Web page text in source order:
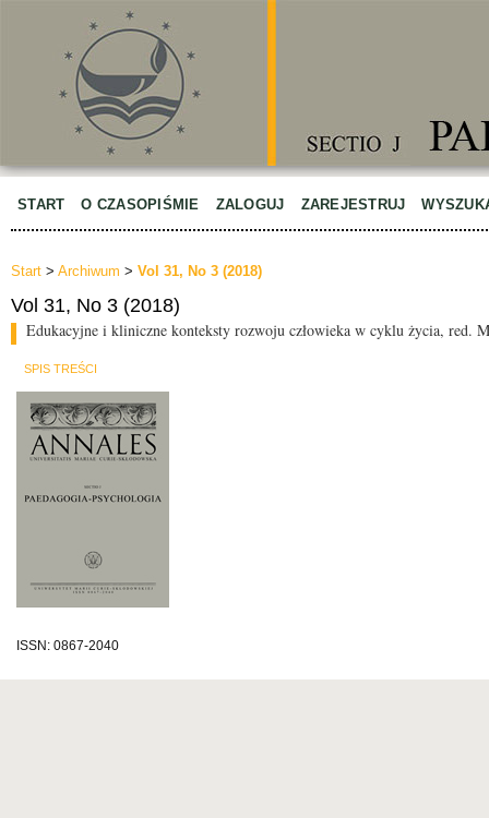
START O CZASOPIŚMIE ZALOGUJ ZAREJESTRUJ
Start > Archiwum > Vol 31, No 3 (2018)
Vol 31, No 3 (2018)
Edukacyjne i kliniczne konteksty rozwoju człowieka w cyklu życia, red.
SPIS TREŚCI
ISSN: 0867-2040